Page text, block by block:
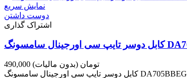
نمایش سریع
دوست داشتن
اشتراک گذاری
490,000 تومان (بدون مالیات)